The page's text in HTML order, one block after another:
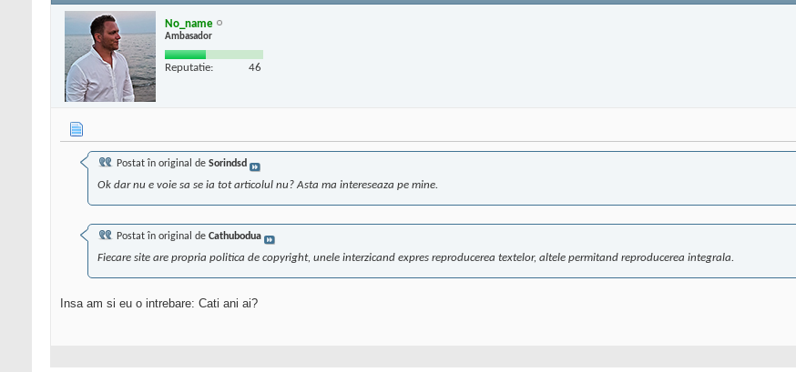
No_name
Ambasador
Reputatie: 46
Postat în original de Sorindsd
Ok dar nu e voie sa se ia tot articolul nu? Asta ma intereseaza pe mine.
Postat în original de Cathubodua
Fiecare site are propria politica de copyright, unele interzicand expres reproducerea textelor, altele permitand reproducerea integrala.
Insa am si eu o intrebare: Cati ani ai?